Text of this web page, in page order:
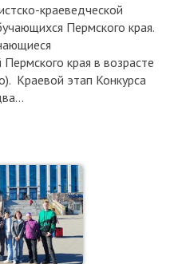
краеведческой
Пермского края.
края в возрасте
Краевой этап Конкурса